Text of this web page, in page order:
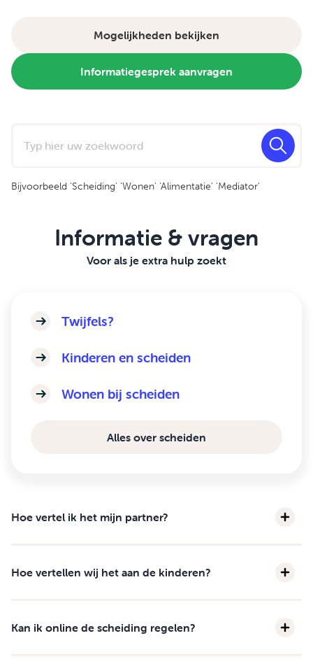
Mogelijkheden bekijken
Informatiegesprek aanvragen
Bijvoorbeeld 'Scheiding' 'Wonen' 'Alimentatie' 'Mediator'
Informatie & vragen
Voor als je extra hulp zoekt
Twijfels?
Kinderen en scheiden
Wonen bij scheiden
Alles over scheiden
Hoe vertel ik het mijn partner?
Hoe vertellen wij het aan de kinderen?
Kan ik online de scheiding regelen?